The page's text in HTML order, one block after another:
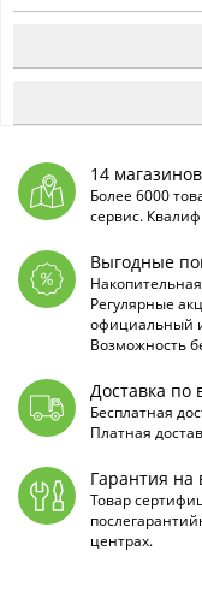
14
Более 6000
сервис.
Выгодные
Регулярные
официальный
Возможность
Доставка по
Бесплатная
Платная
Гарантия на
Товар
центрах.